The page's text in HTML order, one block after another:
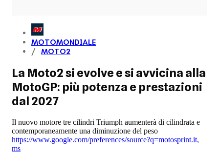
MOTOMONDIALE
MOTO2
La Moto2 si evolve e si avvicina alla
MotoGP: più potenza e prestazioni
dal 2027
Il nuovo motore tre cilindri Triumph aumenterà di cilindrata e
contemporaneamente una diminuzione del peso
https://www.google.com/preferences/source?q=motosprint.it,
ms